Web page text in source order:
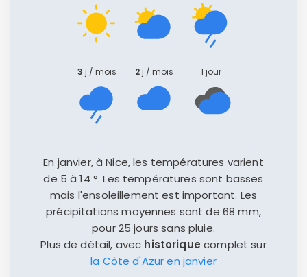
3 j / mois 2j / mois 1 jour
En janvier, à Nice, les températures varient
de 5 à 14 °. Les températures sont basses
mais l'ensoleillement est important. Les
précipitations moyennes sont de 68 mm,
pour 25 jours sans pluie.
Plus de détail, avec historique complet sur
la Côte d'Azur en janvier
ou connectez-vous par mail
Politique de
confidentialité.